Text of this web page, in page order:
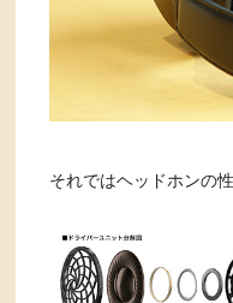
それではヘッドホンの